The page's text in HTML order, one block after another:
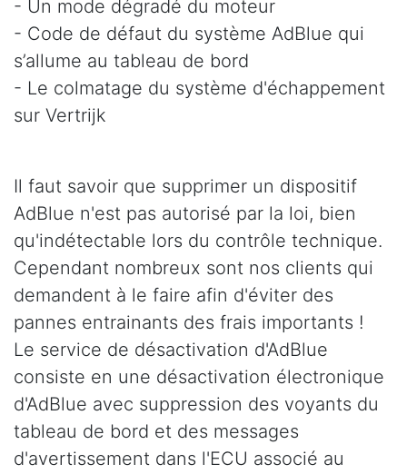
- Un mode dégradé du moteur
- Code de défaut du système AdBlue qui
s’allume au tableau de bord
- Le colmatage du système d'échappement
sur Vertrijk
Il faut savoir que supprimer un dispositif
AdBlue n'est pas autorisé par la loi, bien
qu'indétectable lors du contrôle technique.
Cependant nombreux sont nos clients qui
demandent à le faire afin d'éviter des
pannes entrainants des frais importants !
Le service de désactivation d'AdBlue
consiste en une désactivation électronique
d'AdBlue avec suppression des voyants du
tableau de bord et des messages
d'avertissement dans l'ECU associé au